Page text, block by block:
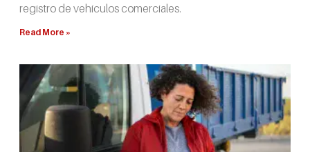
registro de vehículos comerciales.
Read More »